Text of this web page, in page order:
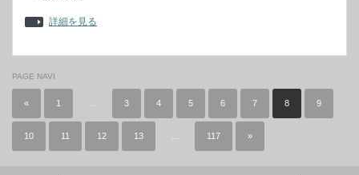
詳細を見る
PAGE NAVI
« 1 3 4 5 6 7 8 9
10 11 12 13 117 »